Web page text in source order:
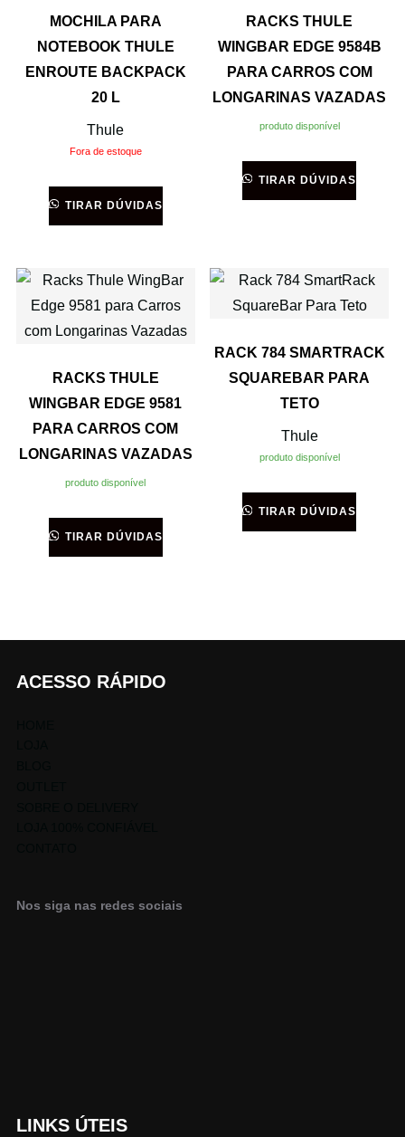
MOCHILA PARA
NOTEBOOK THULE
ENROUTE BACKPACK
20 L
Thule
Fora de estoque
TIRAR DÚVIDAS
RACKS THULE
WINGBAR EDGE 9584B
PARA CARROS COM
LONGARINAS VAZADAS
produto disponível
TIRAR DÚVIDAS
RACKS THULE
WINGBAR EDGE 9581
PARA CARROS COM
LONGARINAS VAZADAS
produto disponível
TIRAR DÚVIDAS
RACK 784 SMARTRACK
SQUAREBAR PARA
TETO
Thule
produto disponível
TIRAR DÚVIDAS
ACESSO RÁPIDO
Nos siga nas redes sociais
LINKS ÚTEIS